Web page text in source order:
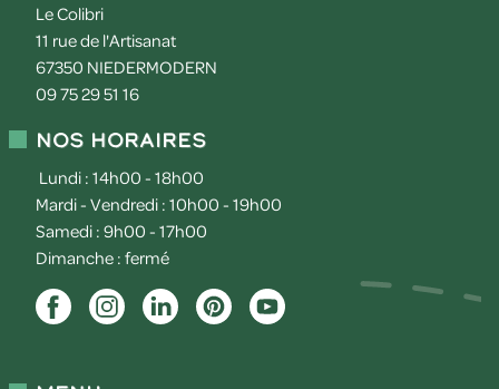
Le Colibri
11 rue de l'Artisanat
67350 NIEDERMODERN
09 75 29 51 16
Nos horaires
Lundi : 14h00 - 18h00
Mardi - Vendredi : 10h00 - 19h00
Samedi : 9h00 - 17h00
Dimanche : fermé